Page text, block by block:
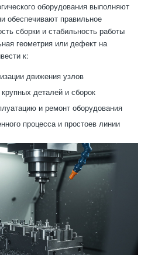
оборудования выполняют
обеспечивают правильное
сборки и стабильность работы
геометрия или дефект на
к:
движения узлов
деталей и сборок
и ремонт оборудования
процесса и простоев линии